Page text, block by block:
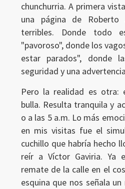
chunchurria. A primera
una página de Roberto
terribles. Donde todo
"pavoroso", donde los
estar parados", donde
seguridad y una
Pero la realidad es otra:
bulla. Resulta tranquila y
o a las 5 a.m. Lo más
en mis visitas fue el
cuchillo que habría hecho
reír a Víctor Gaviria. Ya
remate de la calle en el
esquina que nos señala